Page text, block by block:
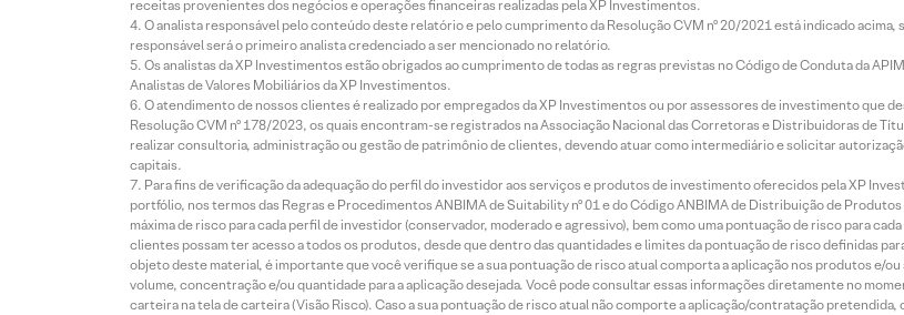
receitas provenientes dos negócios e operações financeiras realizadas pela XP Investimentos.
O analista responsável pelo conteúdo deste relatório e pelo cumprimento da Resolução CVM nº 20/2021 está indicado
responsável será o primeiro analista credenciado a ser mencionado no relatório.
Os analistas da XP Investimentos estão obrigados ao cumprimento de todas as regras previstas no Código de Conduta da
Analistas de Valores Mobiliários da XP Investimentos.
O atendimento de nossos clientes é realizado por empregados da XP Investimentos ou por assessores de investimento que
Resolução CVM nº 178/2023, os quais encontram-se registrados na Associação Nacional das Corretoras e Distribuidoras de
realizar consultoria, administração ou gestão de patrimônio de clientes, devendo atuar como intermediário e solicitar
capitais.
Para fins de verificação da adequação do perfil do investidor aos serviços e produtos de investimento oferecidos pela XP
portfólio, nos termos das Regras e Procedimentos ANBIMA de Suitability nº 01 e do Código ANBIMA de Distribuição de
máxima de risco para cada perfil de investidor (conservador, moderado e agressivo), bem como uma pontuação de risco para
clientes possam ter acesso a todos os produtos, desde que dentro das quantidades e limites da pontuação de risco definidas
objeto deste material, é importante que você verifique se a sua pontuação de risco atual comporta a aplicação nos produtos e/
volume, concentração e/ou quantidade para a aplicação desejada. Você pode consultar essas informações diretamente no
carteira na tela de carteira (Visão Risco). Caso a sua pontuação de risco atual não comporte a aplicação/contratação